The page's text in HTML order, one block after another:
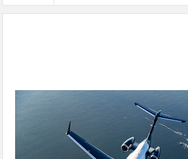
vendido-en-el-mundo